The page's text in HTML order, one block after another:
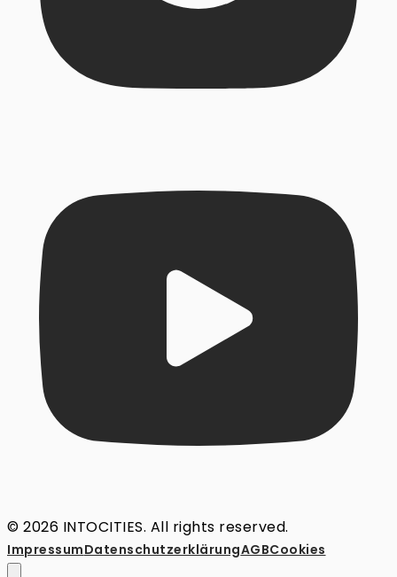
© 2026 INTOCITIES. All rights reserved.
ImpressumDatenschutz­erklärungAGBCookies